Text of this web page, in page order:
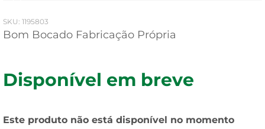
: 1195803
Bom Bocado Fabricação Própria
Disponível em breve
Este produto não está disponível no momento